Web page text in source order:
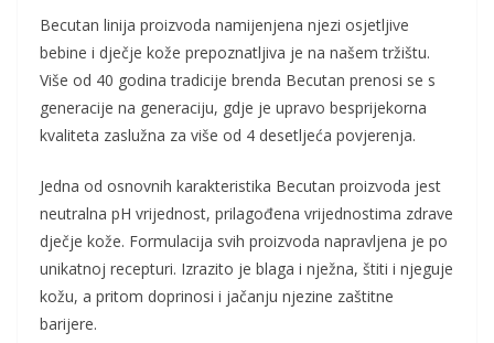
Becutan linija proizvoda namijenjena njezi osjetljive
bebine i dječje kože prepoznatljiva je na našem tržištu.
Više od 40 godina tradicije brenda Becutan prenosi se s
generacije na generaciju, gdje je upravo besprijekorna
kvaliteta zaslužna za više od 4 desetljeća povjerenja.
Jedna od osnovnih karakteristika Becutan proizvoda jest
neutralna pH vrijednost, prilagođena vrijednostima zdrave
dječje kože. Formulacija svih proizvoda napravljena je po
unikatnoj recepturi. Izrazito je blaga i nježna, štiti i njeguje
kožu, a pritom doprinosi i jačanju njezine zaštitne
barijere.